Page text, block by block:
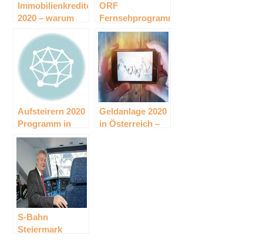
Immobilienkredite
2020 – warum
Hauskauf auch
2020 noch lohnt!
ORF
Fernsehprogramm
– Das große
„Dancing Stars“-
Finale live in
ORF 1 – 20.15 –
27.11.2020
Aufsteirern 2020
Programm in
Graz – Pracht
der Tracht &
Volxmusik on Air
Geldanlage 2020
in Österreich –
S-Bahn
Steiermark